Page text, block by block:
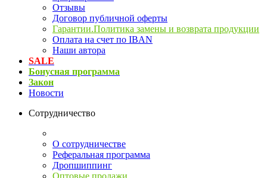
Отзывы
Договор публичной оферты
Гарантии.Политика замены и возврата продукции
Оплата на счет по IBAN
Наши автора
SALE
Бонусная программа
Закон
Новости
Сотрудничество
О сотрудничестве
Реферальная программа
Дропшиппинг